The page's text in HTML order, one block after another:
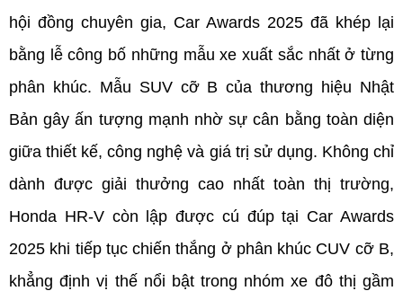
hội đồng chuyên gia, Car Awards 2025 đã khép lại
bằng lễ công bố những mẫu xe xuất sắc nhất ở từng
phân khúc. Mẫu SUV cỡ B của thương hiệu Nhật
Bản gây ấn tượng mạnh nhờ sự cân bằng toàn diện
giữa thiết kế, công nghệ và giá trị sử dụng. Không chỉ
dành được giải thưởng cao nhất toàn thị trường,
Honda HR-V còn lập được cú đúp tại Car Awards
2025 khi tiếp tục chiến thắng ở phân khúc CUV cỡ B,
khẳng định vị thế nổi bật trong nhóm xe đô thị gầm